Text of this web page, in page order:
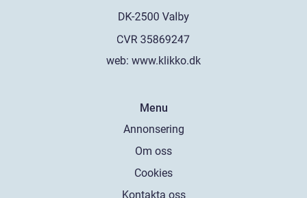
web: www.klikko.dk
Menu
Annonsering
Om oss
Cookies
Kontakta oss